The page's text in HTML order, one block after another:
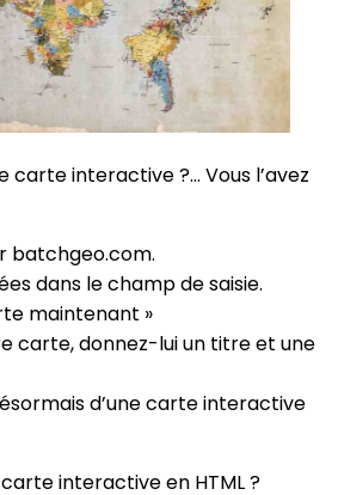
carte interactive ?… Vous l’avez
batchgeo.com.
dans le champ de saisie.
maintenant »
carte, donnez-lui un titre et une
d’une carte interactive
interactive en HTML ?